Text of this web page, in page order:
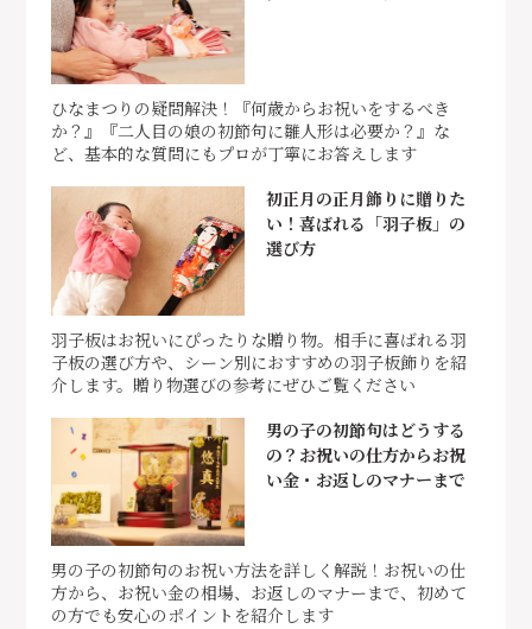
ひなまつりの疑問解決！『何歳からお祝いをするべき
か？』『二人目の娘の初節句に雛人形は必要か？』な
ど、基本的な質問にもプロが丁寧にお答えします
初正月の正月飾りに贈りた
い！喜ばれる「羽子板」の
選び方
羽子板はお祝いにぴったりな贈り物。相手に喜ばれる羽
子板の選び方や、シーン別におすすめの羽子板飾りを紹
介します。贈り物選びの参考にぜひご覧ください
男の子の初節句はどうする
の？お祝いの仕方からお祝
い金・お返しのマナーまで
男の子の初節句のお祝い方法を詳しく解説！お祝いの仕
方から、お祝い金の相場、お返しのマナーまで、初めて
の方でも安心のポイントを紹介します